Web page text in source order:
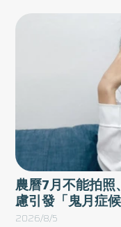
學。他於《17歲我希
露考試與社會階級
送給所有與考試搏鬥
農曆7月不能拍
慮引發「鬼月症候
2026/8/5